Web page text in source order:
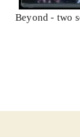
Beyond - two